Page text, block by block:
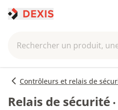
Rechercher un produit,
Contrôleurs et relais de
Relais de sécurité •